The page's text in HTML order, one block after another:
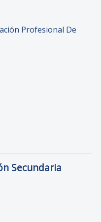
Profesional De
Secundaria